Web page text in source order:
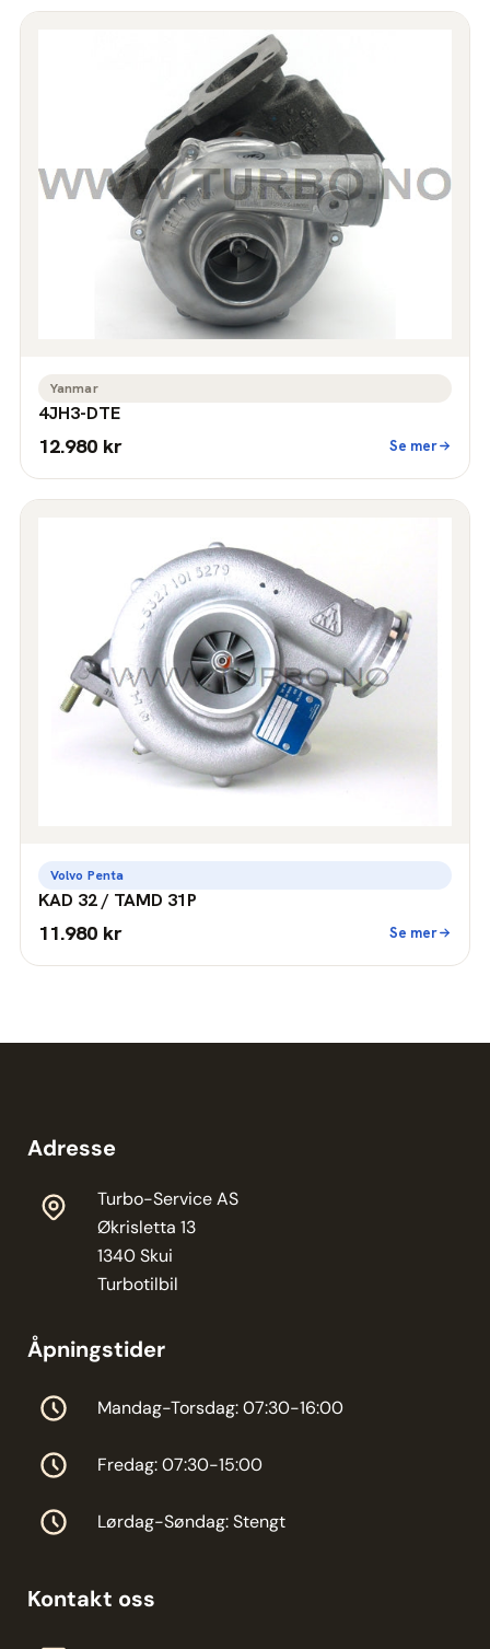
Yanmar
4JH3-DTE
12.980 kr Se mer
Volvo Penta
KAD 32 / TAMD 31P
11.980 kr Se mer
Adresse
Turbo-Service AS
Økrisletta 13
1340 Skui
Turbotilbil
Åpningstider
Mandag-Torsdag: 07:30-16:00
Fredag: 07:30-15:00
Lørdag-Søndag: Stengt
Kontakt oss